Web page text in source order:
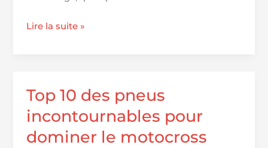
rendez-
Pression
Chevrolet
Cruze
Lire la suite »
Top 10 des pneus
incontournables pour
dominer le motocross